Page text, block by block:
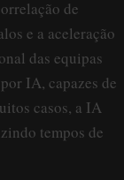
de
e a aceleração
das equipas
IA, capazes de
casos, a IA
tempos de